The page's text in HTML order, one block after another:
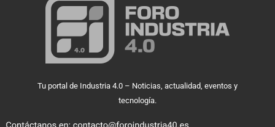
Tu portal de Industria 4.0 – Noticias, actualidad, eventos y
tecnología.